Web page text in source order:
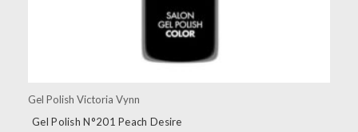
Gel Polish Victoria Vynn
Gel Polish N°201 Peach Desire